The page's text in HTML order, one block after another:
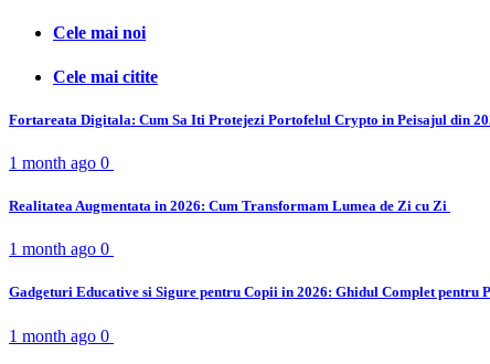
Cele mai noi
Cele mai citite
Fortareata Digitala: Cum Sa Iti Protejezi Portofelul Crypto in Peisajul din
1 month ago 0
Realitatea Augmentata in 2026: Cum Transformam Lumea de Zi cu Zi
1 month ago 0
Gadgeturi Educative si Sigure pentru Copii in 2026: Ghidul Complet
1 month ago 0